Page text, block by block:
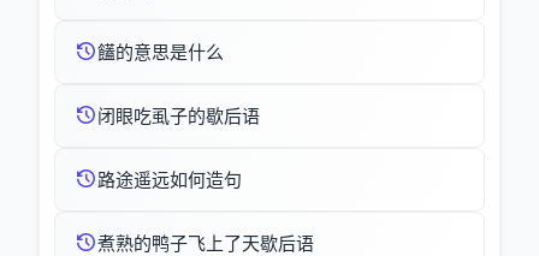
饚的意思是什么
闭眼吃虱子的歇后语
路途遥远如何造句
煮熟的鸭子飞上了天歇后语